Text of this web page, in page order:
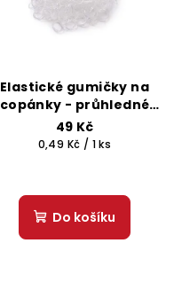
Elastické gumičky na
copánky - průhledné
100 ks
49 Kč
Měrná
0,49 Kč / 1 ks
Do košíku